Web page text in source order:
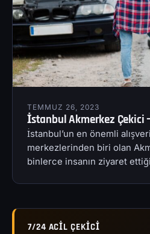
TEMMUZ 26, 2023
İstanbul Akmerkez Çekici
İstanbul’un en önemli
merkezlerinden biri olan
binlerce insanın ziyaret
7/24 ACIL ÇEKICI